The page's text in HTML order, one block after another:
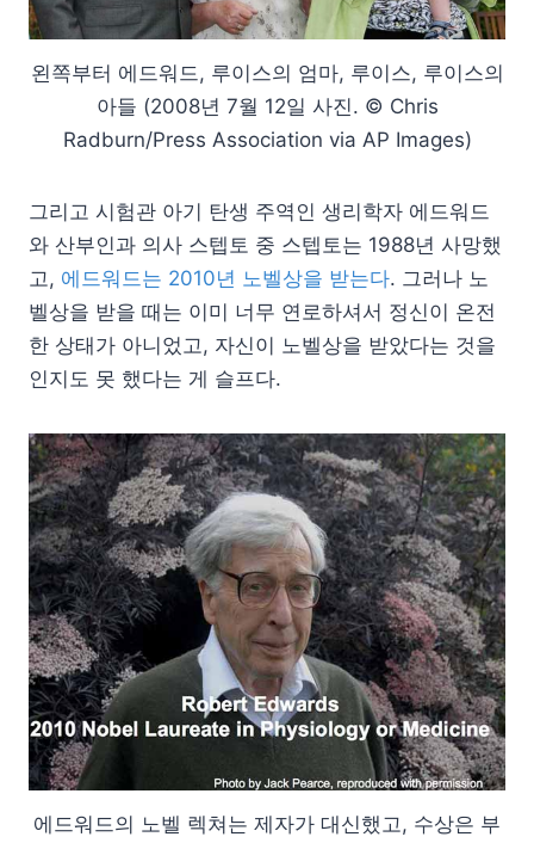
왼쪽부터 에드워드, 루이스의 엄마, 루이스, 루이스의
아들 (2008년 7월 12일 사진. © Chris
Radburn/Press Association via AP Images)
그리고 시험관 아기 탄생 주역인 생리학자 에드워드
와 산부인과 의사 스텝토 중 스텝토는 1988년 사망했
고, 에드워드는 2010년 노벨상을 받는다. 그러나 노
벨상을 받을 때는 이미 너무 연로하셔서 정신이 온전
한 상태가 아니었고, 자신이 노벨상을 받았다는 것을
인지도 못 했다는 게 슬프다.
에드워드의 노벨 렉쳐는 제자가 대신했고, 수상은 부